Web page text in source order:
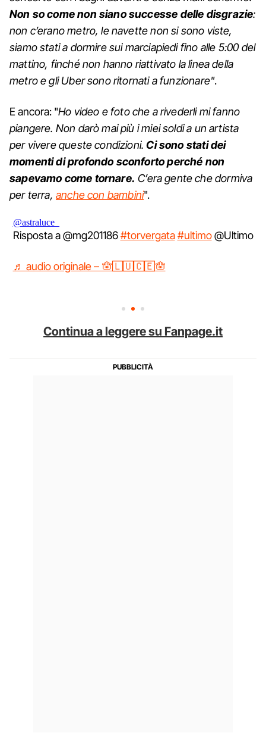
Non so come non siano successe delle disgrazie:
non c’erano metro, le navette non si sono viste,
siamo stati a dormire sui marciapiedi fino alle 5:00 del
mattino, finché non hanno riattivato la linea della
metro e gli Uber sono ritornati a funzionare".
E ancora: "Ho video e foto che a rivederli mi fanno
piangere. Non darò mai più i miei soldi a un artista
per vivere queste condizioni.Ci sono stati dei
momenti di profondo sconforto perché non
sapevamo come tornare. C’era gente che dormiva
per terra, anche con bambini".
@astraluce_
Risposta a @mg201186#torvergata #ultimo@Ultimo
♬ audio originale – 🪬🄻🅄🄲🄴🪬
Continua a leggere su Fanpage.it